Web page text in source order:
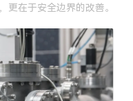
更在于安全边界的改善。